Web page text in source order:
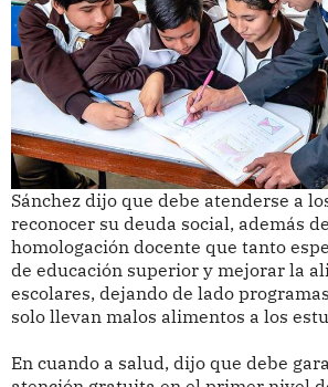
Sánchez dijo que debe atenderse a
reconocer su deuda social, además
homologación docente que tanto
de educación superior y mejorar la
escolares, dejando de lado
solo llevan malos alimentos a los
En cuando a salud, dijo que debe